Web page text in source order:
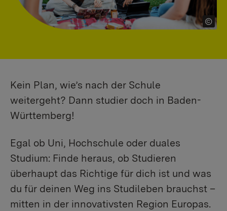
Kein Plan, wie’s nach der Schule
weitergeht? Dann studier doch in Baden-
Württemberg!
Egal ob Uni, Hochschule oder duales
Studium: Finde heraus, ob Studieren
überhaupt das Richtige für dich ist und was
du für deinen Weg ins Studileben brauchst –
mitten in der innovativsten Region Europas.